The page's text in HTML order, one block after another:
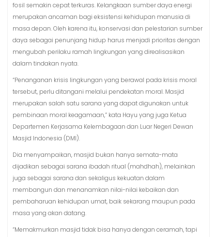
fosil semakin cepat terkuras. Kelangkaan sumber daya energi
merupakan ancaman bagi eksistensi kehidupan manusia di
masa depan. Oleh karena itu, konservasi dan pelestarian sumber
daya sebagai penunjang hidup harus menjadi prioritas dengan
mengubah perilaku ramah lingkungan yang direalisasikan
dalam tindakan nyata.
“Penanganan krisis lingkungan yang berawal pada krisis moral
tersebut, perlu ditangani melalui pendekatan moral. Masjid
merupakan salah satu sarana yang dapat digunakan untuk
pembinaan moral keagamaan,” kata Hayu yang juga Ketua
Departemen Kerjasama Kelembagaan dan Luar Negeri Dewan
Masjid Indonesia (DMI).
Dia menyampaikan, masjid bukan hanya semata-mata
dijadikan sebagai sarana ibadah ritual (mahdhah), melainkan
juga sebagai sarana dan sekaligus kekuatan dalam
membangun dan menanamkan nilai-nilai kebaikan dan
pembaharuan kehidupan umat, baik sekarang maupun pada
masa yang akan datang.
“Memakmurkan masjid tidak bisa hanya dengan ceramah, tapi